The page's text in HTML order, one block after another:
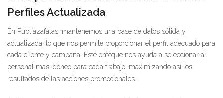
Perfiles Actualizada
En Publiazafatas, mantenemos una base de datos sólida y
actualizada, lo que nos permite proporcionar el perfil adecuado para
cada cliente y campaña. Este enfoque nos ayuda a seleccionar al
personal más idóneo para cada trabajo, maximizando así los
resultados de las acciones promocionales.